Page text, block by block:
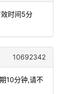
时间5分
10692342
10分钟,请不